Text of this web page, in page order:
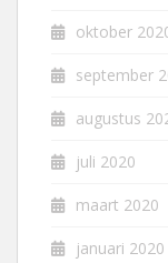
oktober
september
augustus
juli 2020
maart 2020
januari 2020